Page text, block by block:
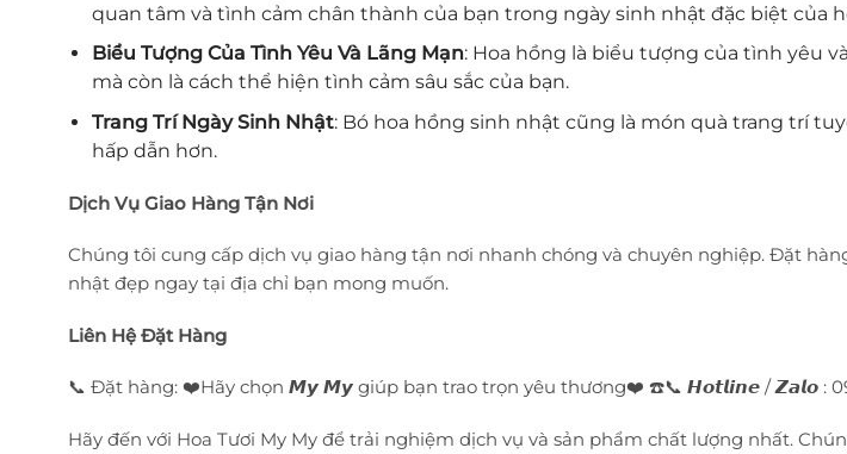
quan tâm và tình cảm chân thành của bạn trong ngày sinh nhật đặc biệt của
Biểu Tượng Của Tình Yêu Và Lãng Mạn: Hoa hồng là biểu tượng của tình yêu
mà còn là cách thể hiện tình cảm sâu sắc của bạn.
Trang Trí Ngày Sinh Nhật: Bó hoa hồng sinh nhật cũng là món quà trang trí
hấp dẫn hơn.
Dịch Vụ Giao Hàng Tận Nơi
Chúng tôi cung cấp dịch vụ giao hàng tận nơi nhanh chóng và chuyên nghiệp. Đặt
nhật đẹp ngay tại địa chỉ bạn mong muốn.
Liên Hệ Đặt Hàng
📞 Đặt hàng: ❤️Hãy chọn 𝙈𝙮 𝙈𝙮 giúp bạn trao trọn yêu thương❤️ ☎️📞 𝙃𝙤𝙩𝙡𝙞𝙣𝙚 / 𝙕𝙖𝙡𝙤 :
Hãy đến với Hoa Tươi My My để trải nghiệm dịch vụ và sản phẩm chất lượng nhất.